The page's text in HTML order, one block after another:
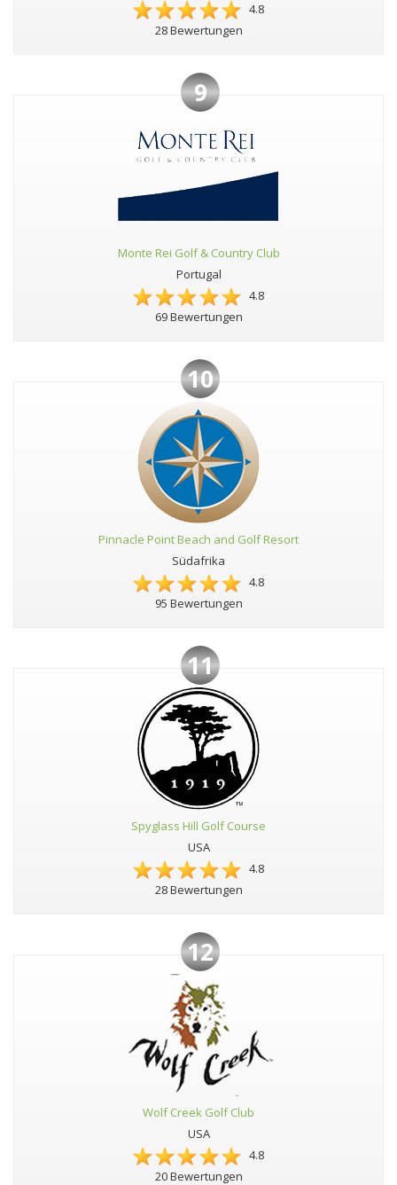
4.8
28 Bewertungen
9
Monte Rei Golf & Country Club
Portugal
4.8
69 Bewertungen
10
Pinnacle Point Beach and Golf Resort
Südafrika
4.8
95 Bewertungen
11
Spyglass Hill Golf Course
USA
4.8
28 Bewertungen
12
Wolf Creek Golf Club
USA
4.8
20 Bewertungen